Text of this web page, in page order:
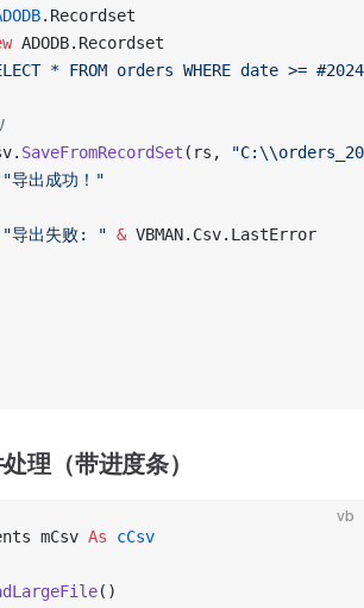
.Recordset
ADODB.Recordset
* FROM orders WHERE date >=
SaveFromRecordSet (rs,
"导出成功！"
"导出失败: " & VBMAN.Csv.LastError
理（带进度条）
vb
mCsv As cCsv
()